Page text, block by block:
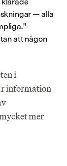
— alla
att någon
i
information
mer